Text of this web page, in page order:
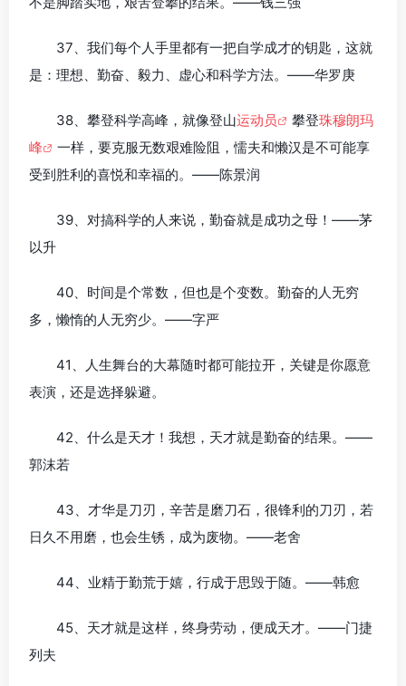
37、我们每个人手里都有一把自学成才的钥匙，这就
是：理想、勤奋、毅力、虚心和科学方法。——华罗庚
38、攀登科学高峰，就像登山运动员 攀登珠穆朗玛
峰
一样，要克服无数艰难险阻，懦夫和懒汉是不可能享
受到胜利的喜悦和幸福的。——陈景润
39、对搞科学的人来说，勤奋就是成功之母！——茅
以升
40、时间是个常数，但也是个变数。勤奋的人无穷
多，懒惰的人无穷少。——字严
41、人生舞台的大幕随时都可能拉开，关键是你愿意
表演，还是选择躲避。
42、什么是天才！我想，天才就是勤奋的结果。——
郭沫若
43、才华是刀刃，辛苦是磨刀石，很锋利的刀刃，若
日久不用磨，也会生锈，成为废物。——老舍
44、业精于勤荒于嬉，行成于思毁于随。——韩愈
45、天才就是这样，终身劳动，便成天才。——门捷
列夫